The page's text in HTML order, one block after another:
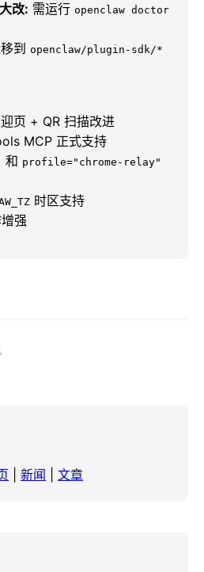
改: 需运行 openclaw doctor
到 openclaw/plugin-sdk/*
页 + QR 扫描改进
MCP 正式支持
和 profile="chrome-relay"
时区支持
强
新闻 文章